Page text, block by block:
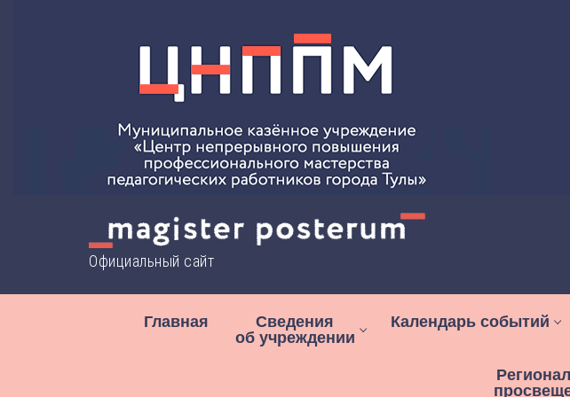
Официальный сайт
Главная
Сведения
об учреждении
Календарь событий